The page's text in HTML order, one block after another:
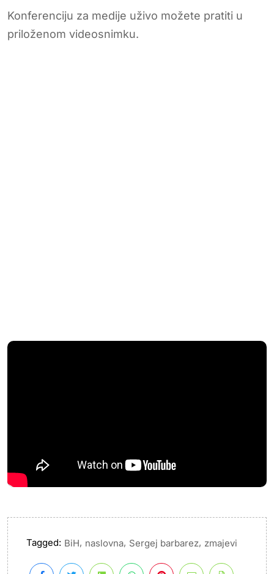
Konferenciju za medije uživo možete pratiti u
priloženom videosnimku.
Tagged: BiH, naslovna, Sergej barbarez, zmajevi